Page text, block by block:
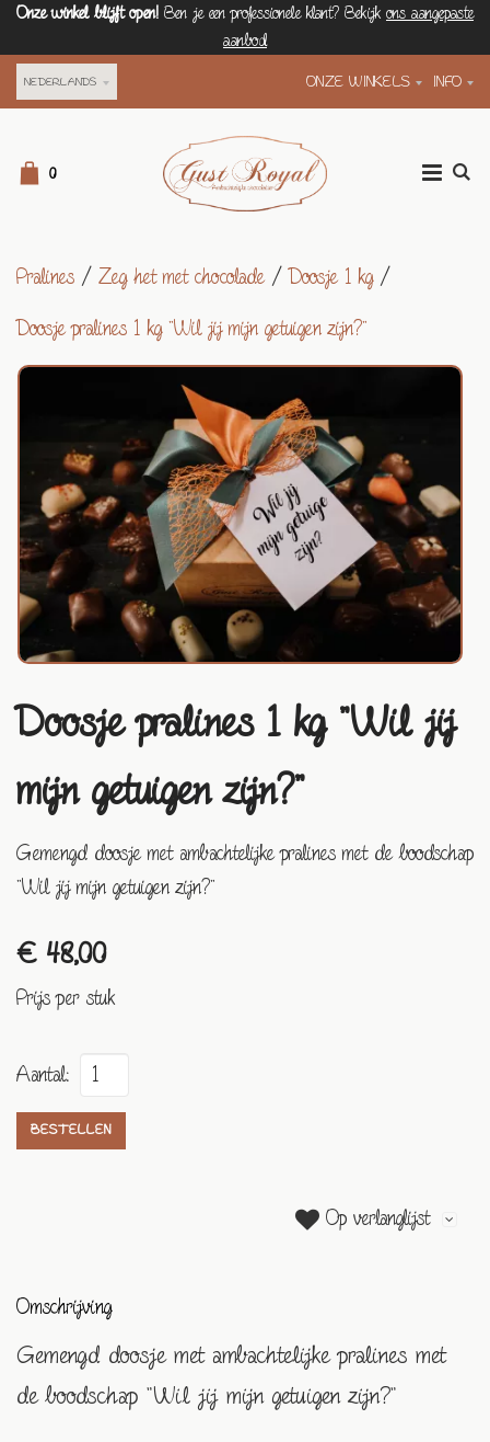
Onze winkel blijft open! Ben je een professionele klant? Bekijk ons aangepaste
aanbod
NEDERLANDS ONZE WINKELS INFO
0
Pralines / Zeg het met chocolade / Doosje 1 kg/
Doosje pralines 1 kg "Wil jij mijn getuigen zijn?"
Doosje pralines 1 kg "Wil jij
mijn getuigen zijn?"
Gemengd doosje met ambachtelijke pralines met de boodschap
"Wil jij mijn getuigen zijn?"
€ 48,00
Prijs per stuk
Aantal:
BESTELLEN
Op verlanglijst
Omschrijving
Gemengd doosje met ambachtelijke pralines met
de boodschap "Wil jij mijn getuigen zijn?"